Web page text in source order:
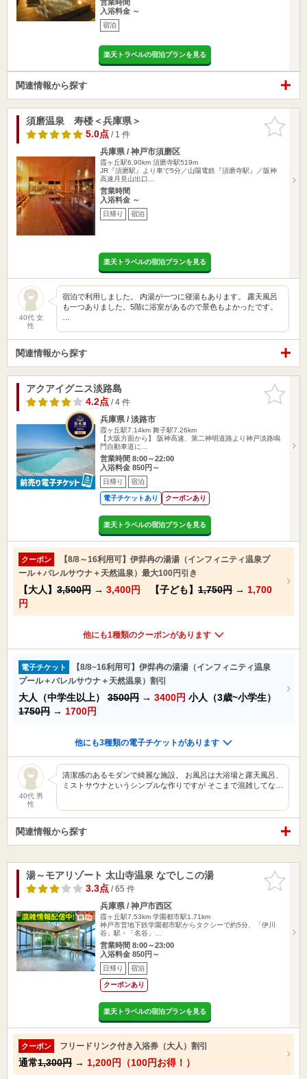
営業時間
入浴料金 ～
宿泊
楽天トラベルの宿泊プランを見る
関連情報から探す
お気に入
りに追加
須磨温泉 寿楼＜兵庫県＞
5.0点/ 1 件
兵庫県 / 神戸市須磨区
霞ヶ丘駅6.90km 須磨寺駅519m
JR『須磨駅』より車で5分／山陽電鉄『須磨寺駅』／阪神
高速月見山出口…
営業時間
入浴料金 ～
日帰り 宿泊
楽天トラベルの宿泊プランを見る
40代 女
性
宿泊で利用しました。 内湯が一つに寝湯もあります。 露天風呂
も一つありました。5階に浴室があるので景色もよかったです。
関連情報から探す
お気に入
りに追加
アクアイグニス淡路島
4.2点/ 4 件
兵庫県 / 淡路市
霞ヶ丘駅7.14km 舞子駅7.26km
【大阪方面から】 阪神高速、第二神明道路より神戸淡路鳴
門自動車道に…
営業時間 8:00～22:00
入浴料金 850円～
日帰り 宿泊
電子チケットあり クーポンあり
楽天トラベルの宿泊プランを見る
クーポン
【8/8～16利用可】伊弉冉の湯湯（インフィニティ温泉プ
ール＋バレルサウナ＋天然温泉）最大100円引き
【大人】 3,500円 → 3,400円 【子ども】 1,750円 → 1,700
円
他にも1種類のクーポンがあります
電子チケット
【8/8~16利用可】伊弉冉の湯湯（インフィニティ温泉
プール＋バレルサウナ＋天然温泉）割引
大人（中学生以上） 3500円 → 3400円 小人（3歳~小学生）
1750円 → 1700円
他にも3種類の電子チケットがあります
40代 男
性
清潔感のあるモダンで綺麗な施設。 お風呂は大浴場と露天風呂、
ミストサウナというシンプルな作りですが そこまで混雑してな…
関連情報から探す
お気に入
りに追加
湯～モアリゾート 太山寺温泉 なでしこの湯
3.3点/ 65 件
兵庫県 / 神戸市西区
霞ヶ丘駅7.53km 学園都市駅1.71km
神戸市営地下鉄学園都市駅からタクシーで約5分、「伊川
谷」駅・「名谷」…
営業時間 8:00～23:00
入浴料金 850円～
日帰り 宿泊
クーポンあり
楽天トラベルの宿泊プランを見る
クーポン フリードリンク付き入浴券（大人）割引
通常1,300円 → 1,200円（100円お得！）